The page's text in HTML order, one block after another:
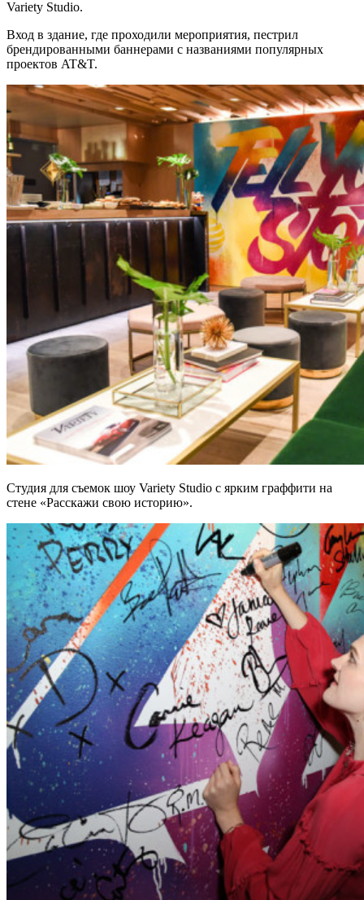
Variety Studio.
Вход в здание, где проходили мероприятия, пестрил
брендированными баннерами с названиями популярных
проектов AT&T.
Студия для съемок шоу Variety Studio с ярким граффити на
стене «Расскажи свою историю».